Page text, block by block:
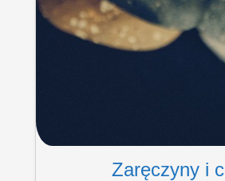
Zaręczyny i